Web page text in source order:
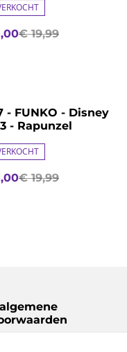
€ 19,99
- FUNKO - Disney
- Rapunzel
€ 19,99
algemene